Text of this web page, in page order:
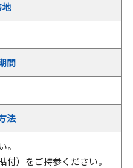
間
法
。
付）をご持参ください。